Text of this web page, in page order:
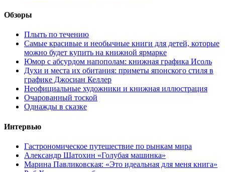
Обзоры
Плыть по течению
Самые красивые и необычные книги для детей, которые
можно будет купить на книжной ярмарке
Юмор с абсурдом напополам: книжная графика Исоль
Духи и места их обитания: приметы японского стиля в
графике Джосиан Келлер
Неофициальные художники и книжная иллюстрация
Очарованный тоской
Однажды в сказке
Интервью
Гастрономическое путешествие по рынкам мира
Александр Шатохин «Голубая машинка»
Марина Павликовская: «Это идеальная для меня книга»